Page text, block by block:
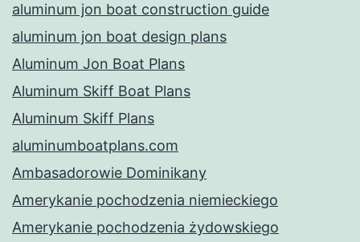
aluminum jon boat construction guide
aluminum jon boat design plans
Aluminum Jon Boat Plans
Aluminum Skiff Boat Plans
Aluminum Skiff Plans
aluminumboatplans.com
Ambasadorowie Dominikany
Amerykanie pochodzenia niemieckiego
Amerykanie pochodzenia żydowskiego